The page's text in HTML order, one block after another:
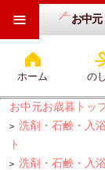
お中元
ホーム の
≡
お中元お歳暮トッ
> 洗剤・石鹸・入
ト
> 洗剤・石鹸・入